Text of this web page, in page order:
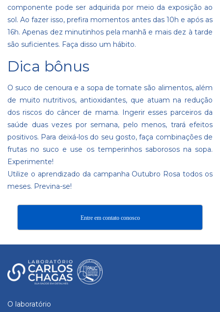
componente pode ser adquirida por meio da exposição ao
sol. Ao fazer isso, prefira momentos antes das 10h e após as
16h. Apenas dez minutinhos pela manhã e mais dez à tarde
são suficientes. Faça disso um hábito.
Dica bônus
O suco de cenoura e a sopa de tomate são alimentos, além
de muito nutritivos, antioxidantes, que atuam na redução
dos riscos do câncer de mama. Ingerir esses parceiros da
saúde duas vezes por semana, pelo menos, trará efeitos
positivos. Para deixá-los do seu gosto, faça combinações de
frutas no suco e use os temperinhos saborosos na sopa.
Experimente!
Utilize o aprendizado da campanha Outubro Rosa todos os
meses. Previna-se!
Entre em contato conosco
O laboratório